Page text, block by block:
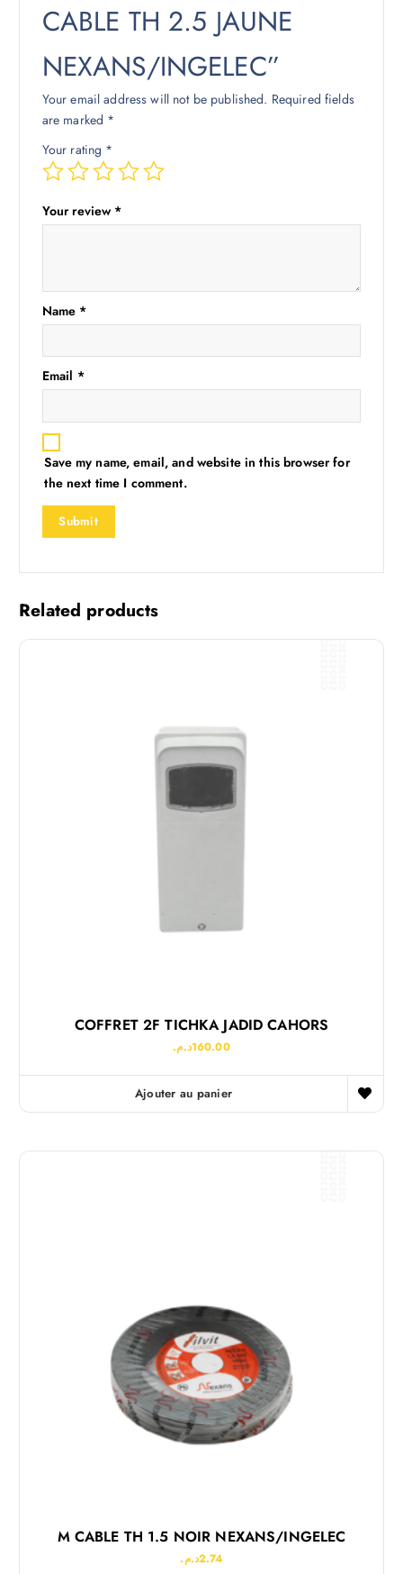
CABLE TH 2.5 JAUNE
NEXANS/INGELEC”
Your email address will not be published. Required fields
are marked *
Your rating *
Your review *
Name *
Email *
Save my name, email, and website in this browser for
the next time I comment.
Related products
COFFRET 2F TICHKA JADID CAHORS
160.00د.م.
Ajouter au panier
M CABLE TH 1.5 NOIR NEXANS/INGELEC
2.74د.م.